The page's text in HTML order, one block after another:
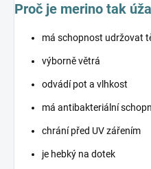
Proč je merino tak
má schopnost udržovat
výborně větrá
odvádí pot a vlhkost
má antibakteriální
chrání před UV zářením
je hebký na dotek